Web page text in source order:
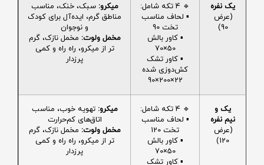
یک نفره
(عرض
90)
🔹 4 تکه شامل:
▪️ لحاف مناسب
تخت 90
▪️ کاور بالش
50×70
▪️ کاور تشک
کش‌دوزی شده
22×200×90
میکرو: سبک، خنک، مناسب
مناطق گرم، ایده‌آل برای کودک
و نوجوان
مخمل ولوت: مخمل نازک، گرم
تر از میکرو، راه راه و کمی
پرزدار
یک و
نیم نفره
(عرض
120)
🔹 4 تکه شامل:
▪️ لحاف مناسب
تخت 120
▪️ کاور بالش
50×70
▪️ کاور تشک
میکرو: تهویه خوب، مناسب
اتاق‌های کم‌حرارت
مخمل ولوت: مخمل نازک، گرم
تر از میکرو، راه راه و کمی
پرزدار